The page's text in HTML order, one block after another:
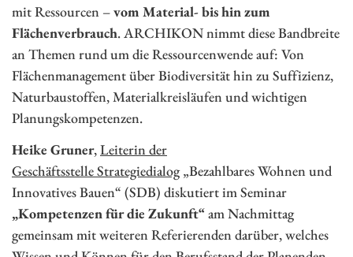
mit Ressourcen –vom Material- bis hin zum
Flächenverbrauch. ARCHIKON nimmt diese Bandbreite
an Themen rund um die Ressourcenwende auf: Von
Flächenmanagement über Biodiversität hin zu Suffizienz,
Naturbaustoffen, Materialkreisläufen und wichtigen
Planungskompetenzen.
Heike Gruner,Leiterin der
Geschäftsstelle Strategiedialog„Bezahlbares Wohnen und
Innovatives Bauen“ (SDB) diskutiert im Seminar
„Kompetenzen für die Zukunft“am Nachmittag
gemeinsam mit weiteren Referierenden darüber, welches